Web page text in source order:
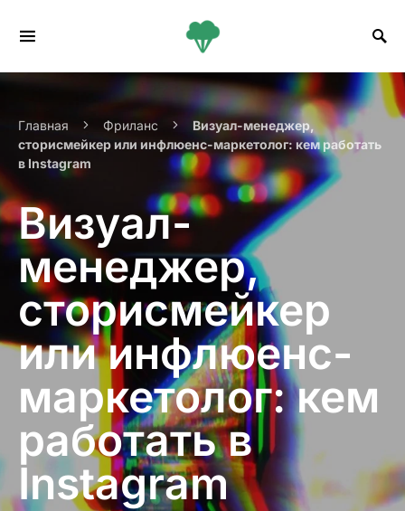
Главная Фриланс
Визуал-менеджер,
сторисмейкер или инфлюенс-маркетолог: кем работать
в Instagram
Визуал-
менеджер,
сторисмейкер
или инфлюенс-
маркетолог: кем
работать в
Instagram